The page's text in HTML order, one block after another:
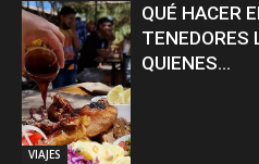
VIAJES
QUÉ HACER
TENEDORES
QUIENES...